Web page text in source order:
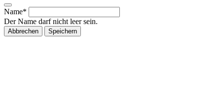
Name*
Der Name darf nicht leer sein.
Abbrechen Speichern